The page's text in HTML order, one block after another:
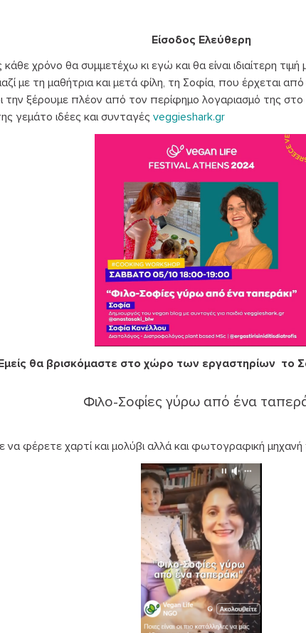
Είσοδος Ελεύθερη
χρόνο θα συμμετέχω κι εγώ και θα είναι ιδιαίτερη
με τη μαθήτρια και μετά φίλη, τη Σοφία, που έρχεται
την ξέρουμε πλέον από τον περίφημο λογαριασμό της
γεμάτο ιδέες και συνταγές veggieshark.gr
θα βρισκόμαστε στο χώρο των εργαστηρίων το
Φιλο-Σοφίες γύρω από ένα
να φέρετε χαρτί και μολύβι αλλά και φωτογραφική μηχανή